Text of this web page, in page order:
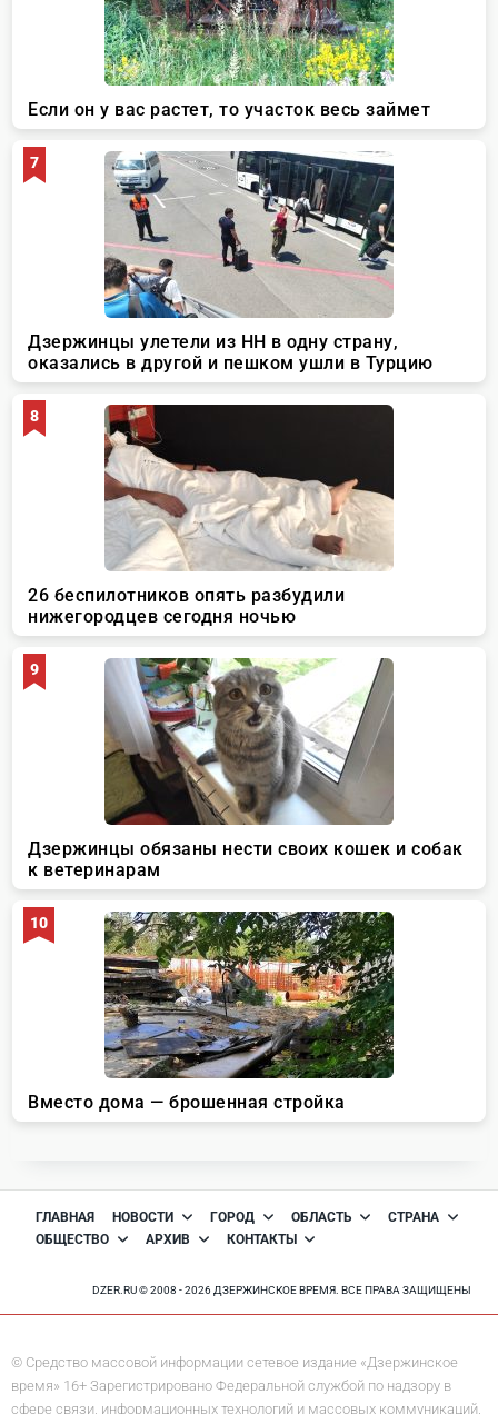
ГЛАВНАЯ НОВОСТИ ГОРОД ОБЛАСТЬ
СТРАНА
ОБЩЕСТВО
АРХИВ КОНТАКТЫ
DZER.RU © 2008 - 2026 ДЗЕРЖИНСКОЕ ВРЕМЯ. ВСЕ ПРАВА ЗАЩИЩЕНЫ
© Средство массовой информации сетевое издание «Дзержинское
время» 16+ Зарегистрировано Федеральной службой по надзору в
сфере связи, информационных технологий и массовых коммуникаций.